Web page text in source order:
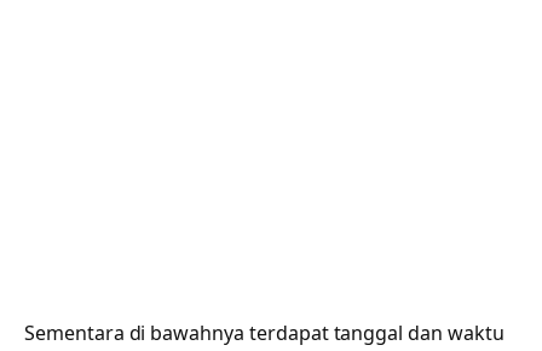
Sementara di bawahnya terdapat tanggal dan waktu